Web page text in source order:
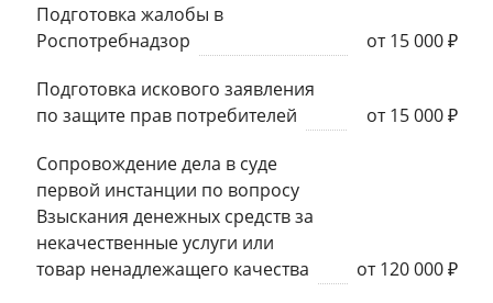
Подготовка жалобы в
Роспотребнадзор
от 15 000 ₽
Подготовка искового заявления
по защите прав потребителей
от 15 000 ₽
Сопровождение дела в суде
первой инстанции по вопросу
Взыскания денежных средств за
некачественные услуги или
товар ненадлежащего качества
от 120 000 ₽